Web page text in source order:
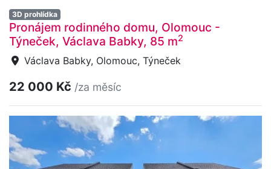
3D prohlídka
Pronájem rodinného domu, Olomouc -
Týneček, Václava Babky, 85 m2
Václava Babky, Olomouc, Týneček
22 000 Kč /za měsíc